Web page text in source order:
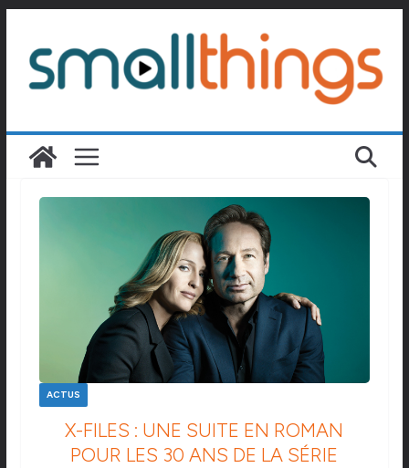
contenu
ACTUS
X-FILES : UNE SUITE EN ROMAN
POUR LES 30 ANS DE LA SÉRIE